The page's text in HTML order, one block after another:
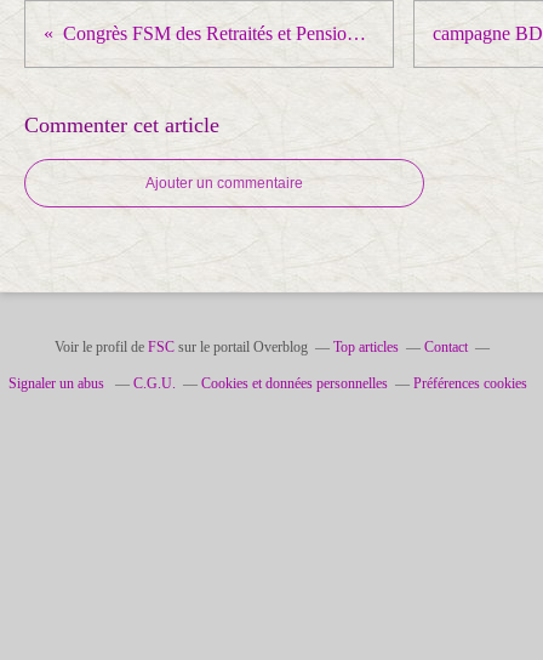
Congrès FSM des Retraités et Pensionnés : journée du 5 février
Commenter cet article
Ajouter un commentaire
Voir le profil de FSCsur le portail Overblog Top articles Contact
Signaler un abus C.G.U. Cookies et données personnelles Préférences cookies